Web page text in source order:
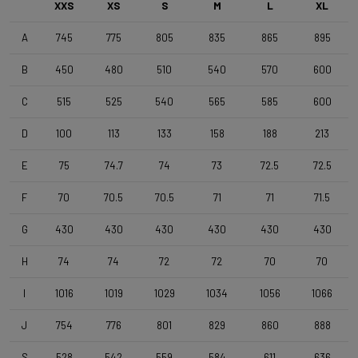
Rueda delantera
Rueda trasera
4ZA Norte G R 24TLR - 3BFdb GEN3 SHI - TML D1061
Terreno T30 700x40c/Rigid/Full Black OEM
4ZA Stratos Gravel 420/480
Potencia
XXS XS S M L XL
A 745 775 805 835 865 895
B 450 480 510 540 570 600
C 515 525 540 565 585 600
D 100 113 133 158 188 213
E 75 74.7 74 73 72.5 72.5
F 70 70.5 70.5 71 71 71.5
G 430 430 430 430 430 430
H 74 74 72 72 70 70
I 1016 1019 1029 1034 1056 1066
J 754 776 801 829 860 888